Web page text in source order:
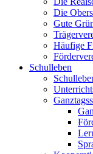
Die
Gute
Häufige
Schulleben